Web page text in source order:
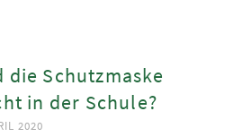
die Schutzmaske
in der Schule?
2020